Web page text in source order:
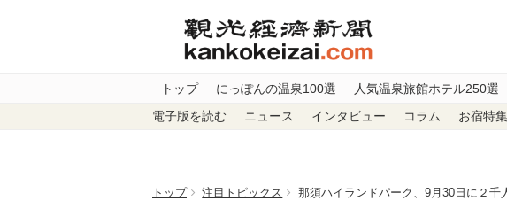
トップ にっぽんの温泉100選 人気温泉旅館ホテル250選
電子版を読む ニュース インタビュー コラム お宿特集
トップ 注目トピックス 那須ハイランドパーク、9月30日に２千